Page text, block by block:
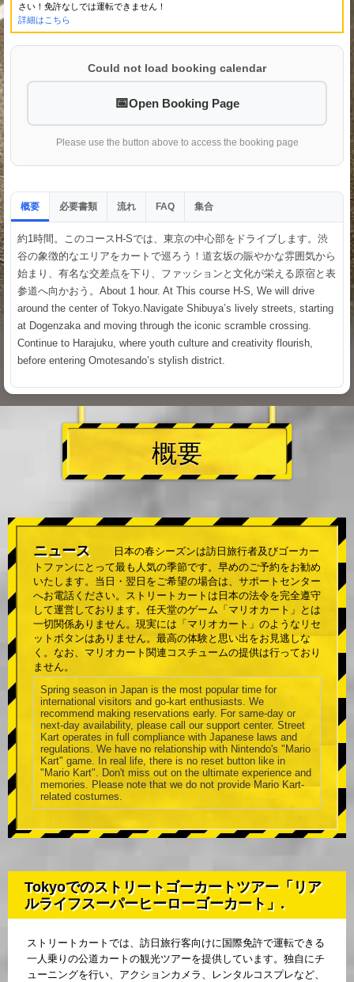
さい！免許なしでは運転できません！
詳細はこちら
Could not load booking calendar
Open Booking Page
Please use the button above to access the booking page
概要 必要書類 流れ FAQ 集合
約1時間。このコースH-Sでは、東京の中心部をドライブします。渋
谷の象徴的なエリアをカートで巡ろう！道玄坂の賑やかな雰囲気から
始まり、有名な交差点を下り、ファッションと文化が栄える原宿と表
参道へ向かおう。About 1 hour. At This course H-S, We will drive
around the center of Tokyo.Navigate Shibuya’s lively streets, starting
at Dogenzaka and moving through the iconic scramble crossing.
Continue to Harajuku, where youth culture and creativity flourish,
before entering Omotesando’s stylish district.
概要
ニュース
日本の春シーズンは訪日旅行者及びゴーカー
トファンにとって最も人気の季節です。早めのご予約をお勧め
いたします。当日・翌日をご希望の場合は、サポートセンター
へお電話ください。ストリートカートは日本の法令を完全遵守
して運営しております。任天堂のゲーム「マリオカート」とは
一切関係ありません。現実には「マリオカート」のようなリセ
ットボタンはありません。最高の体験と思い出をお見逃しな
く。なお、マリオカート関連コスチュームの提供は行っており
ません。
Spring season in Japan is the most popular time for
international visitors and go-kart enthusiasts. We
recommend making reservations early. For same-day or
next-day availability, please call our support center. Street
Kart operates in full compliance with Japanese laws and
regulations. We have no relationship with Nintendo's "Mario
Kart" game. In real life, there is no reset button like in
"Mario Kart". Don't miss out on the ultimate experience and
memories. Please note that we do not provide Mario Kart-
related costumes.
Tokyoでのストリートゴーカートツアー「リア
ルライフスーパーヒーローゴーカート」.
ストリートカートでは、訪日旅行客向けに国際免許で運転できる
一人乗りの公道カートの観光ツアーを提供しています。独自にチ
ューニングを行い、アクションカメラ、レンタルコスプレなど、